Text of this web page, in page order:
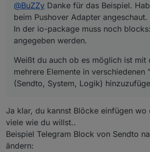
@BuZZy Danke für das Beispiel.
beim Pushover Adapter angeschaut.
In der io-package muss noch
angegeben werden.
Weißt du auch ob es möglich ist mit
mehrere Elemente in verschiedenen
(Sendto, System, Logik)
Ja klar, du kannst Blöcke einfügen wo
viele wie du willst..
Beispiel Telegram Block von Sendto
ändern: